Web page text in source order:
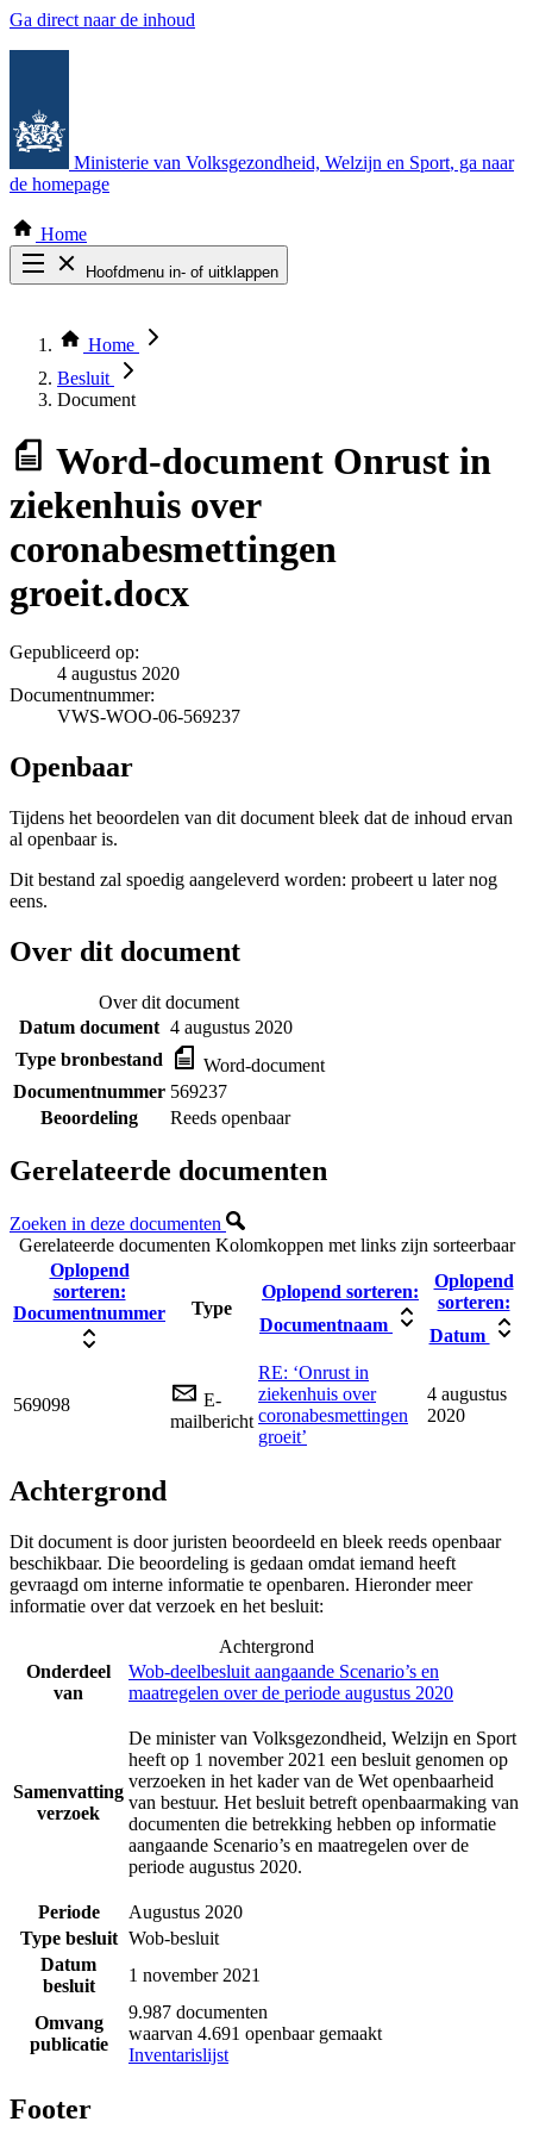
Ga direct naar de inhoud
Ministerie van Volksgezondheid, Welzijn en Sport, ga naar
de homepage
Home
Hoofdmenu in- of uitklappen
Thema COVID-19
Bekijk per bestuursorgaan
Home
Besluit
Document
Word-document Onrust in
ziekenhuis over
coronabesmettingen
groeit.docx
Gepubliceerd op:
4 augustus 2020
Documentnummer:
VWS-WOO-06-569237
Openbaar
Tijdens het beoordelen van dit document bleek dat de inhoud ervan
al openbaar is.
Dit bestand zal spoedig aangeleverd worden: probeert u later nog
eens.
Over dit document
Over dit document
Datum document 4 augustus 2020
Type bronbestand
Word-document
Documentnummer 569237
Beoordeling
Reeds openbaar
Gerelateerde documenten
Zoeken in deze documenten
Gerelateerde documenten Kolomkoppen met links zijn sorteerbaar
Oplopend
sorteren:
Documentnummer
Type
Oplopend sorteren:
Documentnaam
Oplopend
sorteren:
Datum
569098
E-
mailbericht
RE: ‘Onrust in
ziekenhuis over
coronabesmettingen
groeit’
4 augustus
2020
Achtergrond
Dit document is door juristen beoordeeld en bleek reeds openbaar
beschikbaar. Die beoordeling is gedaan omdat iemand heeft
gevraagd om interne informatie te openbaren. Hieronder meer
informatie over dat verzoek en het besluit:
Achtergrond
Onderdeel
van
Wob-deelbesluit aangaande Scenario’s en
maatregelen over de periode augustus 2020
Samenvatting
verzoek
De minister van Volksgezondheid, Welzijn en Sport
heeft op 1 november 2021 een besluit genomen op
verzoeken in het kader van de Wet openbaarheid
van bestuur. Het besluit betreft openbaarmaking van
documenten die betrekking hebben op informatie
aangaande Scenario’s en maatregelen over de
periode augustus 2020.
Periode
Augustus 2020
Type besluit Wob-besluit
Datum
besluit
1 november 2021
Omvang
publicatie
9.987 documenten
waarvan 4.691 openbaar gemaakt
Inventarislijst
Footer